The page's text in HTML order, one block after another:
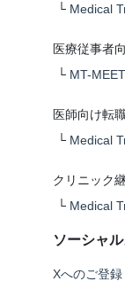
└ Medical
医療従事者
└ MT-MEET
医師向け転
└ Medical
クリニック
└ Medical
ソーシャ
Xへのご登録